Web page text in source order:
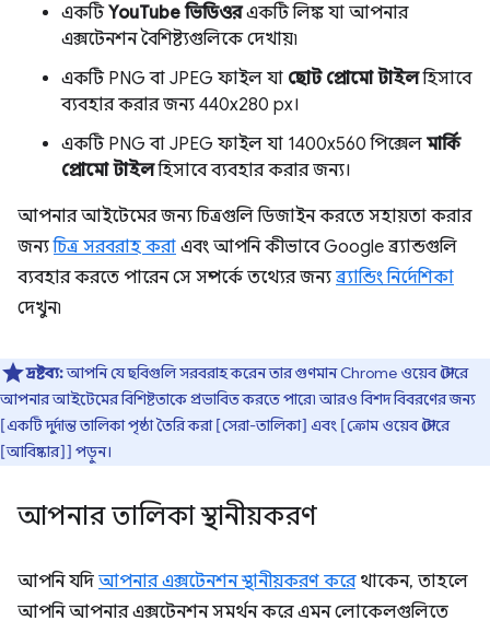
একটিYouTube ভিডিওরএকটি লিঙ্ক যা আপনার
এক্সটেনশন বৈশিষ্ট্যগুলিকে দেখায়৷
একটি PNG বা JPEG ফাইল যা ছোট প্রোমো টাইলহিসাবে
ব্যবহার করার জন্য 440x280 px।
একটি PNG বা JPEG ফাইল যা 1400x560 পিক্সেল মার্কি
প্রোমো টাইলহিসাবে ব্যবহার করার জন্য।
আপনার আইটেমের জন্য চিত্রগুলি ডিজাইন করতে সহায়তা করার
জন্যচিত্র সরবরাহ করা এবং আপনি কীভাবে Google ব্র্যান্ডগুলি
ব্যবহার করতে পারেন সে সম্পর্কে তথ্যের জন্য ব্র্যান্ডিং নির্দেশিকা
দেখুন৷
দ্রষ্টব্য:আপনি যে ছবিগুলি সরবরাহ করেন তার গুণমান Chrome ওয়েব স্টোরে
আপনার আইটেমের বিশিষ্টতাকে প্রভাবিত করতে পারে৷ আরও বিশদ বিবরণের জন্য
[একটি দুর্দান্ত তালিকা পৃষ্ঠা তৈরি করা [সেরা-তালিকা] এবং [ক্রোম ওয়েব স্টোরে
[আবিষ্কার]] পড়ুন।
আপনার তালিকা স্থানীয়করণ
আপনি যদি আপনার এক্সটেনশন স্থানীয়করণ করেথাকেন, তাহলে
আপনি আপনার এক্সটেনশন সমর্থন করে এমন লোকেলগুলিতে